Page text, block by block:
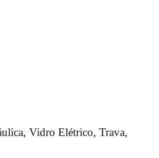
Vidro Elétrico, Trava,